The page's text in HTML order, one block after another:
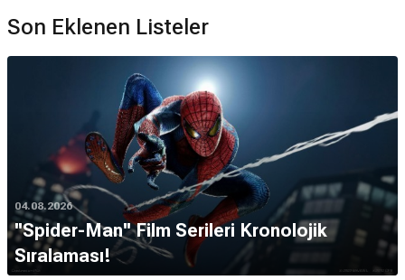
Son Eklenen Listeler
04.08.2026
''Spider-Man'' Film Serileri Kronolojik
Sıralaması!